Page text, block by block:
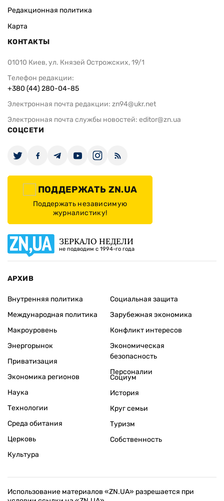
Редакционная политика
Карта
КОНТАКТЫ
01010 Киев, ул. Князей Острожских, 19/1
Телефон редакции:
+380 (44) 280-04-85
Электронная почта редакции: zn94@ukr.net
Электронная почта службы новостей: editor@zn.ua
СОЦСЕТИ
ПОДДЕРЖАТЬ ZN.UA
Поддержать независимую
журналистику!
ЗЕРКАЛО НЕДЕЛИ
не подводим с 1994-го года
АРХИВ
Внутренняя политика
Международная политика
Макроуровень
Энергорынок
Приватизация
Экономика регионов
Социальная защита
Зарубежная экономика
Конфликт интересов
Экономическая
безопасность
Персоналии
Наука
Технологии
Среда обитания
Церковь
Культура
Социум
История
Круг семьи
Туризм
Собственность
Использование материалов «ZN.UA» разрешается при